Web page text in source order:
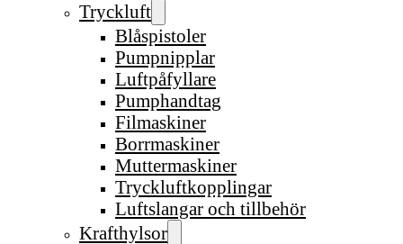
Tryckluft
Blåspistoler
Pumpnipplar
Luftpåfyllare
Pumphandtag
Filmaskiner
Borrmaskiner
Muttermaskiner
Tryckluftkopplingar
Luftslangar och tillbehör
Krafthylsor